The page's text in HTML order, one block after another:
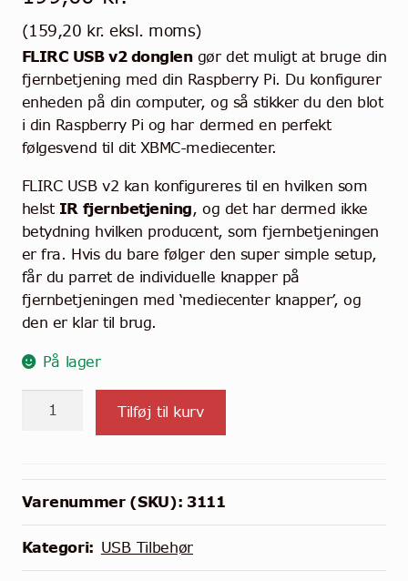
(159,20 kr. eksl. moms)
FLIRC USB v2 donglengør det muligt at bruge din
fjernbetjening med din Raspberry Pi. Du konfigurer
enheden på din computer, og så stikker du den blot
i din Raspberry Pi og har dermed en perfekt
følgesvend til dit XBMC-mediecenter.
FLIRC USB v2 kan konfigureres til en hvilken som
helst IR fjernbetjening, og det har dermed ikke
betydning hvilken producent, som fjernbetjeningen
er fra. Hvis du bare følger den super simple setup,
får du parret de individuelle knapper på
fjernbetjeningen med ‘mediecenter knapper’, og
den er klar til brug.
På lager
FLIRC
til
fjernbetjening
Tilføj til kurv
Varenummer (SKU): 3111
Kategori: USB Tilbehør